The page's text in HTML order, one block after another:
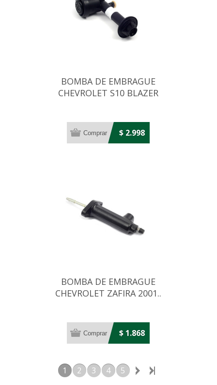
BOMBA DE EMBRAGUE
CHEVROLET S10 BLAZER
$ 2.998
BOMBA DE EMBRAGUE
CHEVROLET ZAFIRA 2001..
$ 1.868
1 2 3 4 5